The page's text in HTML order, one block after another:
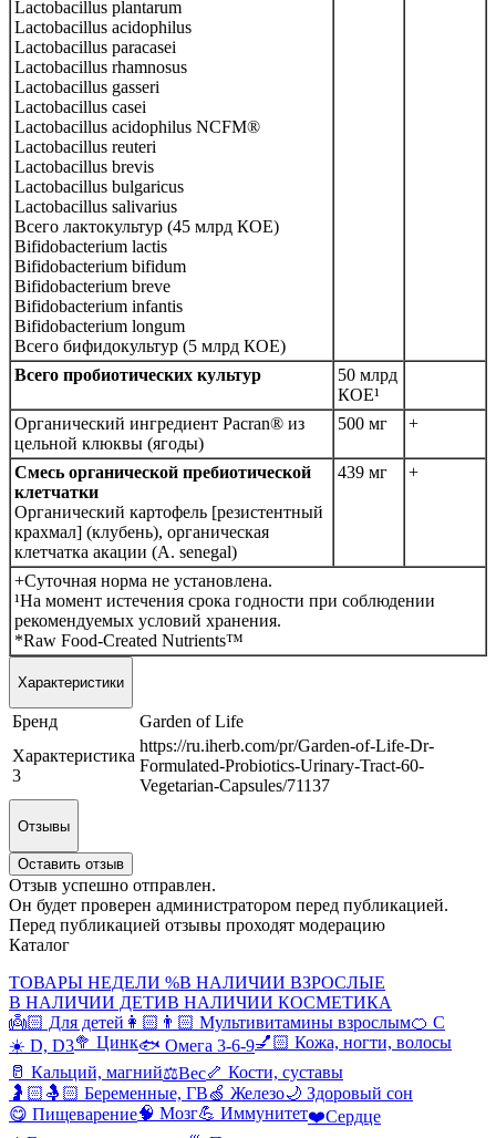
Lactobacillus plantarum
Lactobacillus acidophilus
Lactobacillus paracasei
Lactobacillus rhamnosus
Lactobacillus gasseri
Lactobacillus casei
Lactobacillus acidophilus NCFM®
Lactobacillus reuteri
Lactobacillus brevis
Lactobacillus bulgaricus
Lactobacillus salivarius
Всего лактокультур (45 млрд КОЕ)
Bifidobacterium lactis
Bifidobacterium bifidum
Bifidobacterium breve
Bifidobacterium infantis
Bifidobacterium longum
Всего бифидокультур (5 млрд КОЕ)
Всего пробиотических культур
50 млрд
КОЕ¹
Органический ингредиент Pacran® из
цельной клюквы (ягоды)
500 мг +
Смесь органической пребиотической
клетчатки
Органический картофель [резистентный
крахмал] (клубень), органическая
клетчатка акации (A. senegal)
439 мг +
+Суточная норма не установлена.
¹На момент истечения срока годности при соблюдении
рекомендуемых условий хранения.
*Raw Food-Created Nutrients™
Характеристики
Бренд
Garden of Life
Характеристика
3
https://ru.iherb.com/pr/Garden-of-Life-Dr-
Formulated-Probiotics-Urinary-Tract-60-
Vegetarian-Capsules/71137
Отзывы
Оставить отзыв
Отзыв успешно отправлен.
Он будет проверен администратором перед публикацией.
Перед публикацией отзывы проходят модерацию
Каталог
ТОВАРЫ НЕДЕЛИ %В НАЛИЧИИ ВЗРОСЛЫЕ
В НАЛИЧИИ ДЕТИВ НАЛИЧИИ КОСМЕТИКА
👼🏻 Для детей 👩🏻👨🏻 Мультивитамины взрослым🍊 С
☀️ D, D3🥦 Цинк🐟 Омега 3-6-9💅🏻 Кожа, ногти, волосы
🥛 Кальций, магний⚖️Вес🦴 Кости, суставы
🤰🏻🤱🏻 Беременные, ГВ🍏 Железо🌙 Здоровый сон
😋 Пищеварение🧠 Мозг💪 Иммунитет❤️Сердце